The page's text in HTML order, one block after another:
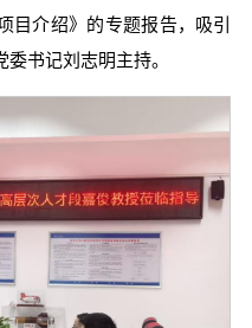
目介绍》的专题报告，吸引
书记刘志明主持。